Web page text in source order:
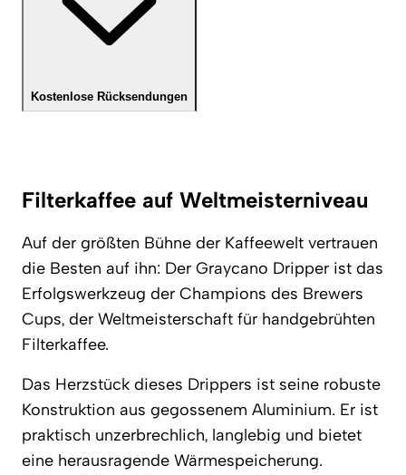
Kostenlose Rücksendungen
Filterkaffee auf Weltmeisterniveau
Auf der größten Bühne der Kaffeewelt vertrauen
die Besten auf ihn: Der Graycano Dripper ist das
Erfolgswerkzeug der Champions des Brewers
Cups, der Weltmeisterschaft für handgebrühten
Filterkaffee.
Das Herzstück dieses Drippers ist seine robuste
Konstruktion aus gegossenem Aluminium. Er ist
praktisch unzerbrechlich, langlebig und bietet
eine herausragende Wärmespeicherung.